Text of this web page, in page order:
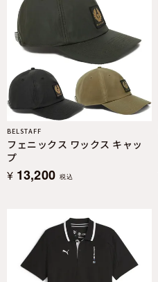
BELSTAFF
フェニックス ワックス キャッ
プ
¥ 13,200 税込